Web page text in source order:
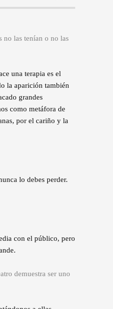
no las tenían o no las
una terapia es el
la aparición también
grandes
como metáfora de
por el cariño y la
lo debes perder.
con el público, pero
demuestra ser uno